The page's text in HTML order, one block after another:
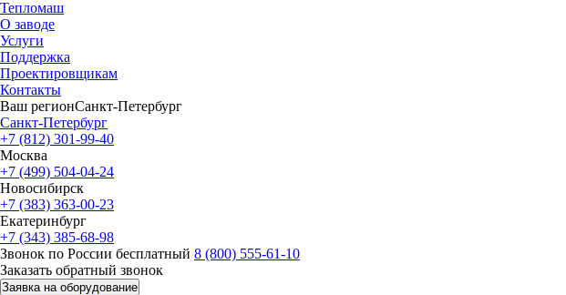
Тепломаш
О заводе
Услуги
Поддержка
Проектировщикам
Контакты
Ваш регионСанкт-Петербург
Санкт-Петербург
+7 (812) 301-99-40
Москва
+7 (499) 504-04-24
Новосибирск
+7 (383) 363-00-23
Екатеринбург
+7 (343) 385-68-98
Звонок по России бесплатный 8 (800) 555-61-10
Заказать обратный звонок
Заявка на оборудование